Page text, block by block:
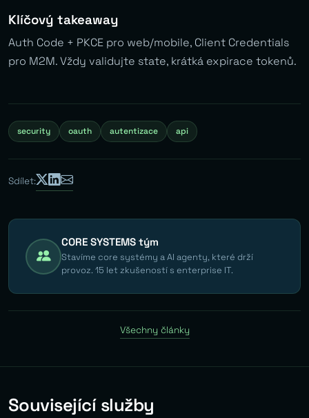
Klíčový takeaway
Auth Code + PKCE pro web/mobile, Client Credentials
pro M2M. Vždy validujte state, krátká expirace tokenů.
security oauth autentizace api
Sdílet:
CORE SYSTEMS tým
Stavíme core systémy a AI agenty, které drží
provoz. 15 let zkušeností s enterprise IT.
Všechny články
Související služby